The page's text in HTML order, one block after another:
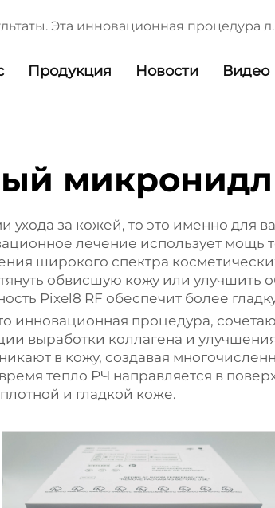
Эта инновационная процедура
Продукция Новости Видео
за кожей, то это именно для
лечение использует мощь
широкого спектра
обвисшую кожу или улучшить
Pixel8 RF обеспечит более
инновационная процедура,
выработки коллагена и
в кожу, создавая
тепло РЧ направляется в
и гладкой коже.